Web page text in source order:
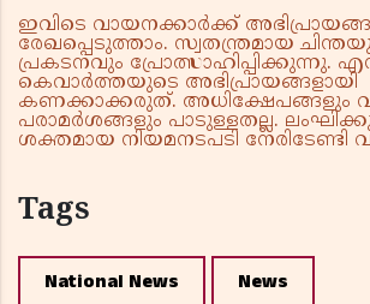
ഇവിടെ വായനക്കാർക്ക്
രേഖപ്പെടുത്താം. സ്വതന്ത്രമായ
പ്രകടനവും പ്രോത്സാഹിപ്പിക്കുന്നു.
കെവാർത്തയുടെ അഭിപ്രായങ്ങളായി
കണക്കാക്കരുത്. അധിക്ഷേപങ്ങളും
പരാമർശങ്ങളും പാടുള്ളതല്ല.
ശക്തമായ നിയമനടപടി നേരിടേണ്ടി
Tags
National News News